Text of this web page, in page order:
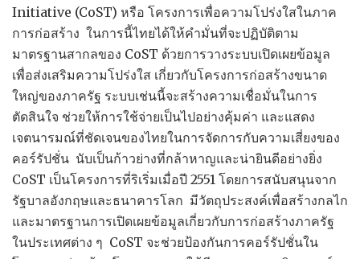
Initiative (CoST) หรือ โครงการเพื่อความโปร่งใสในภาค
การก่อสร้าง ในการนี้ไทยได้ให้คำมั่นที่จะปฏิบัติตาม
มาตรฐานสากลของ CoST ด้วยการวางระบบเปิดเผยข้อมูล
เพื่อส่งเสริมความโปร่งใส เกี่ยวกับโครงการก่อสร้างขนาด
ใหญ่ของภาครัฐ ระบบเช่นนี้จะสร้างความเชื่อมั่นในการ
ตัดสินใจ ช่วยให้การใช้จ่ายเป็นไปอย่างคุ้มค่า และแสดง
เจตนารมณ์ที่ชัดเจนของไทยในการจัดการกับความเสี่ยงของ
คอร์รัปชั่น นับเป็นก้าวย่างที่กล้าหาญและน่ายินดีอย่างยิ่ง
CoST เป็นโครงการที่ริเริ่มเมื่อปี 2551 โดยการสนับสนุนจาก
รัฐบาลอังกฤษและธนาคารโลก มีวัตถุประสงค์เพื่อสร้างกลไก
และมาตรฐานการเปิดเผยข้อมูลเกี่ยวกับการก่อสร้างภาครัฐ
ในประเทศต่าง ๆ CoST จะช่วยป้องกันการคอร์รัปชั่นใน